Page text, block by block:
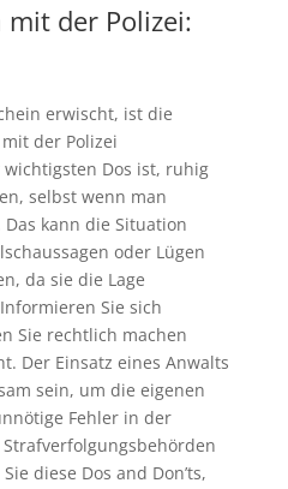
der Polizei:
erwischt, ist die
der Polizei
Dos ist, ruhig
selbst wenn man
kann die Situation
oder Lügen
da sie die Lage
Sie sich
Sie rechtlich machen
Der Einsatz eines Anwalts
sein, um die eigenen
Fehler in der
diese Dos and Don’ts,